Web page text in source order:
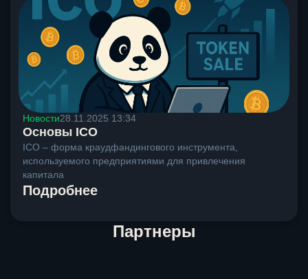
Новости28.11.2025 13:34
Основы ICO
ICO – форма краудфандингового инструмента,
используемого предприятиями для привлечения
капитала
Подробнее
Партнеры